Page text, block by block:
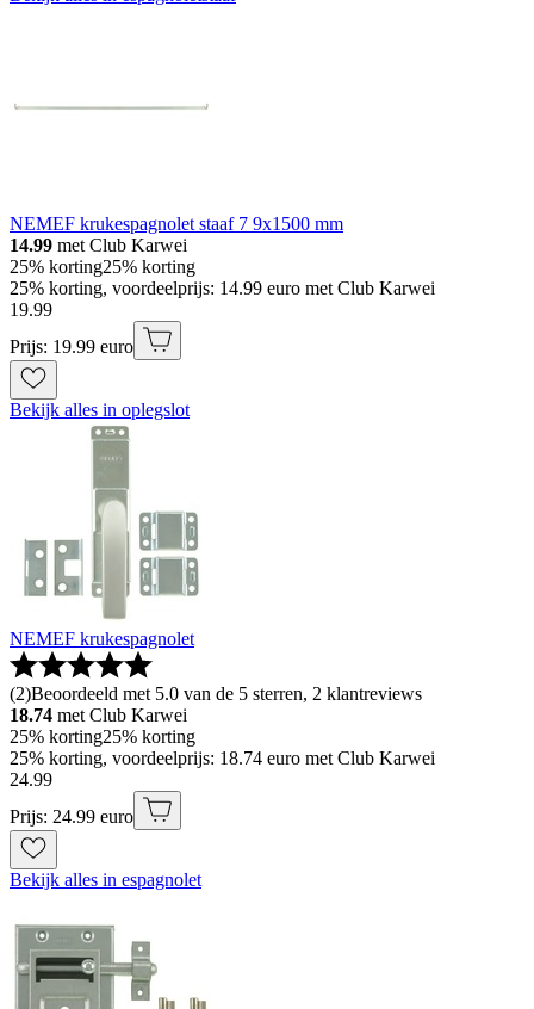
NEMEF krukespagnolet staaf 7 9x1500 mm
14.99 met Club Karwei
25% korting25% korting
25% korting, voordeelprijs: 14.99 euro met Club Karwei
19.99
Prijs: 19.99 euro
Bekijk alles in oplegslot
NEMEF krukespagnolet
(2)Beoordeeld met 5.0 van de 5 sterren, 2 klantreviews
18.74 met Club Karwei
25% korting25% korting
25% korting, voordeelprijs: 18.74 euro met Club Karwei
24.99
Prijs: 24.99 euro
Bekijk alles in espagnolet